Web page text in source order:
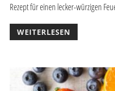
Rezept für einen lecker-würzigen
WEITERLESEN